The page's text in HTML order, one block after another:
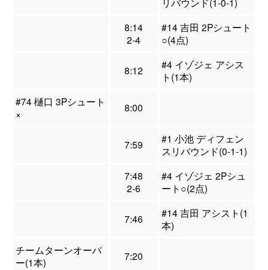
8:14
2-4
#14 吉田 2Pシュート
○(4点)
8:12
#4 イゾジェ アシス
ト(1本)
#74 樋口 3Pシュート
×
8:00
7:59
#1 小池 ディフェン
スリバウンド(0-1-1)
7:48
2-6
#4 イゾジェ 2Pシュ
ート○(2点)
7:46
#14 吉田 アシスト(1
本)
チームターンオーバ
ー(1本)
7:20